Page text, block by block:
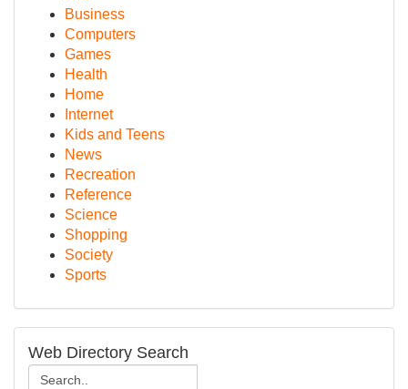
Business
Computers
Games
Health
Home
Internet
Kids and Teens
News
Recreation
Reference
Science
Shopping
Society
Sports
Web Directory Search